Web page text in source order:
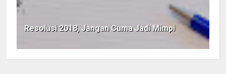
Resolusi 2018, Jangan Cuma Jadi Mimpi